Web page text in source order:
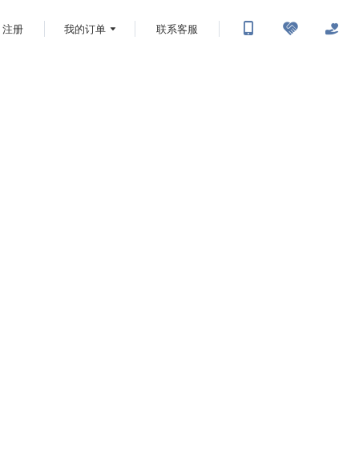
注册 我的订单 联系客服